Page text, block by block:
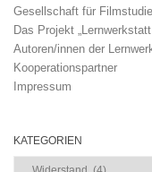
Gesellschaft für
Das Projekt
Autoren/innen der
Kooperationspartner
Impressum
KATEGORIEN
Kategorien